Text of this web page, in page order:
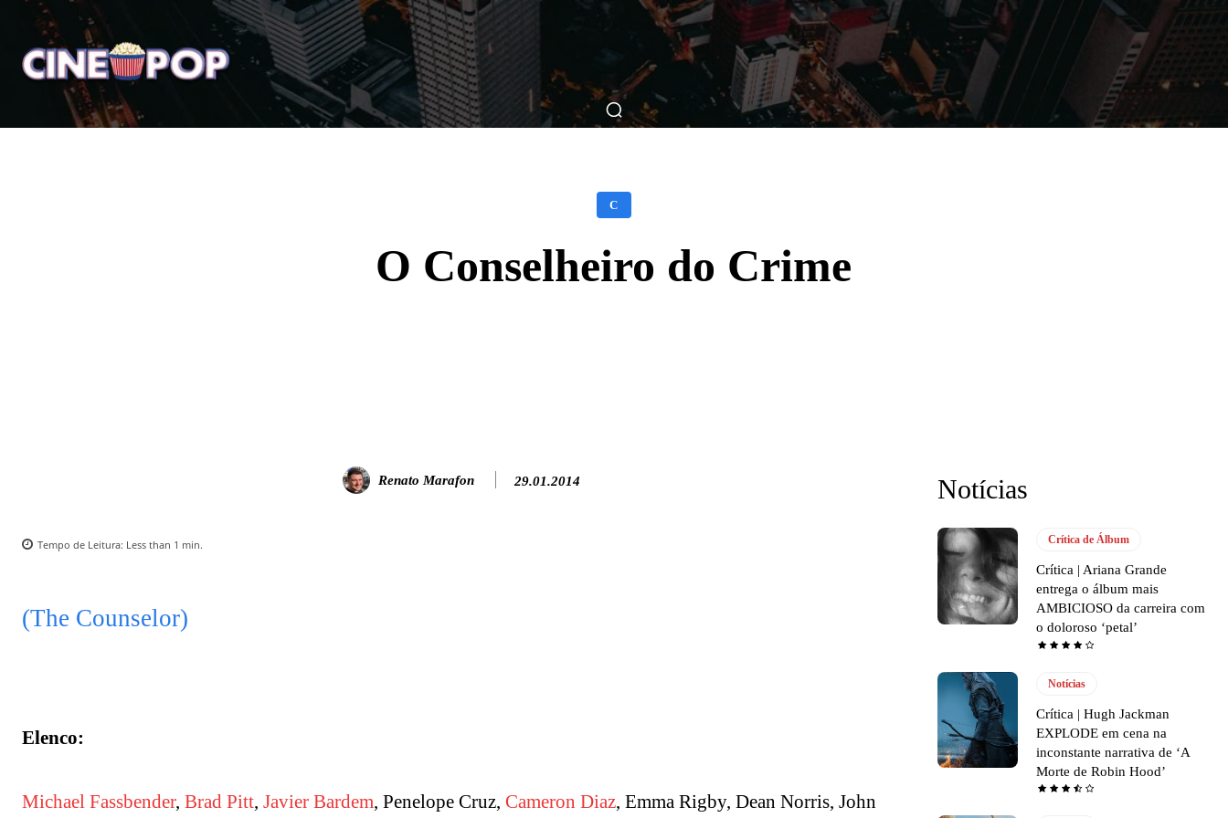
Home Notícias Críticas Breve Nos Cinemas Matérias Nos Cinemas Filmes Séries Música Gênero
C
O Conselheiro do Crime
Renato Marafon 29.01.2014
Tempo de Leitura: Less than 1 min.
(The Counselor)
Elenco:
Michael Fassbender, Brad Pitt, Javier Bardem, Penelope Cruz, Cameron Diaz, Emma Rigby, Dean Norris, John
Notícias
Crítica de Álbum
Crítica | Ariana Grande
entrega o álbum mais
AMBICIOSO da carreira com
o doloroso ‘petal’
Notícias
Crítica | Hugh Jackman
EXPLODE em cena na
inconstante narrativa de ‘A
Morte de Robin Hood’